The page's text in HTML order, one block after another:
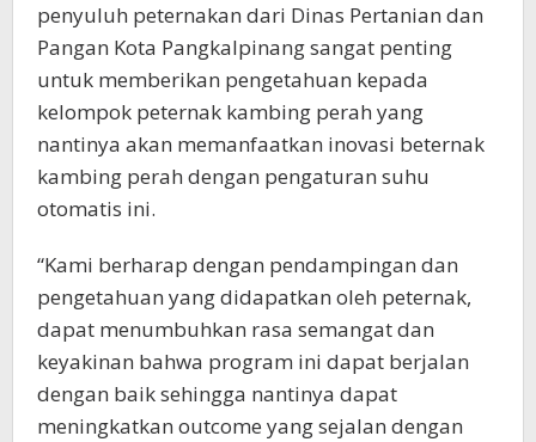
penyuluh peternakan dari Dinas Pertanian dan
Pangan Kota Pangkalpinang sangat penting
untuk memberikan pengetahuan kepada
kelompok peternak kambing perah yang
nantinya akan memanfaatkan inovasi beternak
kambing perah dengan pengaturan suhu
otomatis ini.
“Kami berharap dengan pendampingan dan
pengetahuan yang didapatkan oleh peternak,
dapat menumbuhkan rasa semangat dan
keyakinan bahwa program ini dapat berjalan
dengan baik sehingga nantinya dapat
meningkatkan outcome yang sejalan dengan